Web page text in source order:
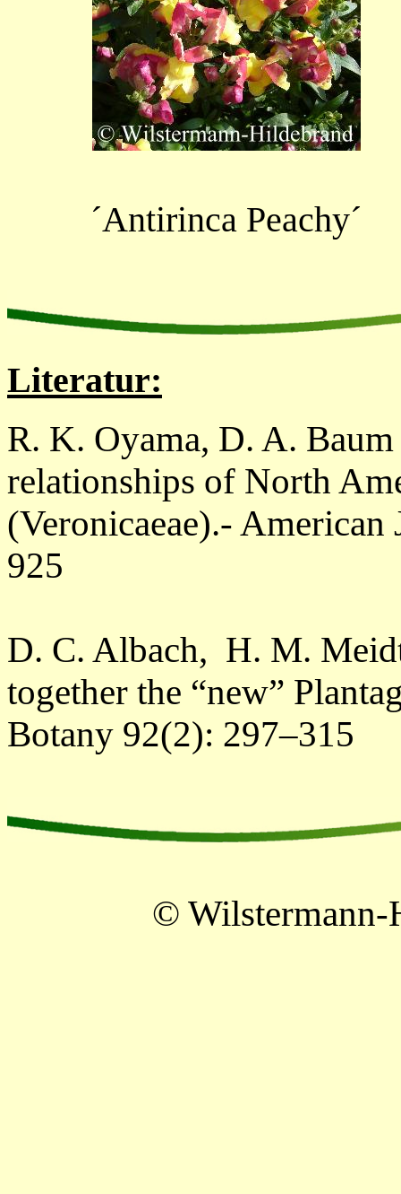
´Antirinca Peachy´
Literatur:
R. K. Oyama, D. A.
relationships of North
(Veronicaeae).-
925
D. C. Albach, H. M.
together the “new”
Botany 92(2): 297–315
© Wilstermann-